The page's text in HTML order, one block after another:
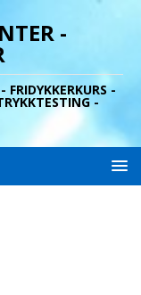
-
FRIDYKKERKURS -
-